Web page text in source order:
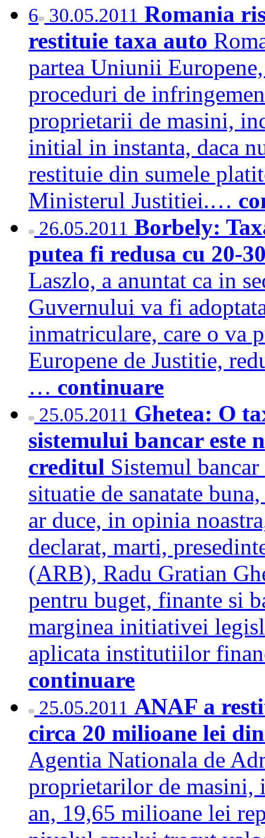
6 30.05.2011 Romania
restituie taxa auto
partea Uniunii
proceduri de
proprietarii de masini,
initial in instanta, daca
restituie din sumele
Ministerul Justitiei.…
26.05.2011 Borbely:
putea fi redusa cu 20-
Laszlo, a anuntat ca in
Guvernului va fi
inmatriculare, care o va
Europene de Justitie,
… continuare
25.05.2011 Ghetea: O
sistemului bancar este
creditul Sistemul
situatie de sanatate
ar duce, in opinia
declarat, marti,
(ARB), Radu Gratian
pentru buget, finante si
marginea initiativei
aplicata institutiilor
continuare
25.05.2011 ANAF a
circa 20 milioane lei
Agentia Nationala de
proprietarilor de masini,
an, 19,65 milioane lei